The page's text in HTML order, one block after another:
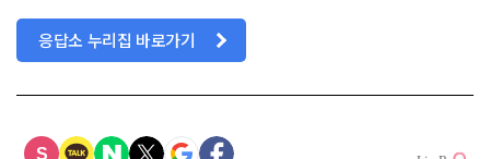
응답소 누리집 바로가기